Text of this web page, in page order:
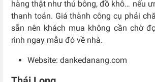
hàng thật như thú bông, đồ khô… nếu
thanh toán. Giá thành công cụ phải
sẵn nên khách mua không cần chờ
rinh ngay mẫu đó về nhà.
Website: dankedanang.com